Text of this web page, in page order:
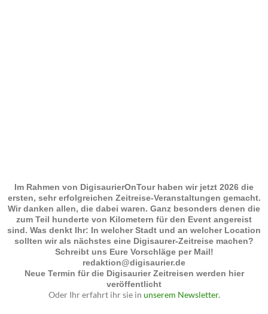
Im Rahmen von DigisaurierOnTour haben wir jetzt 2026 die
ersten, sehr erfolgreichen Zeitreise-Veranstaltungen gemacht.
Wir danken allen, die dabei waren. Ganz besonders denen die
zum Teil hunderte von Kilometern für den Event angereist
sind. Was denkt Ihr: In welcher Stadt und an welcher Location
sollten wir als nächstes eine Digisaurer-Zeitreise machen?
Schreibt uns Eure Vorschläge per Mail!
redaktion@digisaurier.de
Neue Termin für die Digisaurier Zeitreisen werden hier
veröffentlicht
Oder Ihr erfahrt ihr sie in unserem Newsletter.